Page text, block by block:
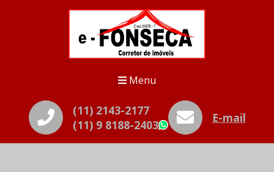
Menu
(11) 2143-2177
(11) 9 8188-2403
WhatsApp
E-mail